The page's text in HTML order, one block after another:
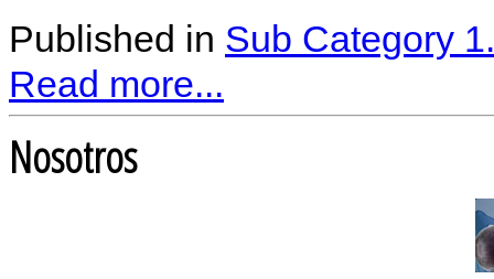
Published in Sub Category
Read more...
Nosotros